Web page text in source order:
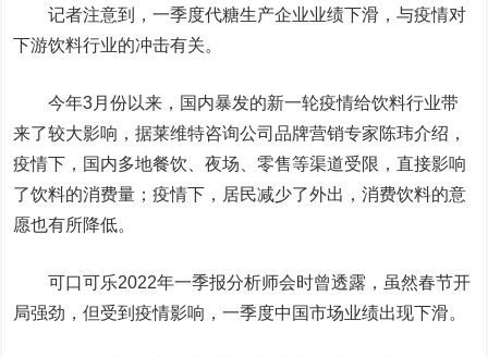
记者注意到，一季度代糖生产企业业绩下滑，与疫情对
下游饮料行业的冲击有关。
今年3月份以来，国内暴发的新一轮疫情给饮料行业带
来了较大影响，据莱维特咨询公司品牌营销专家陈玮介绍，
疫情下，国内多地餐饮、夜场、零售等渠道受限，直接影响
了饮料的消费量；疫情下，居民减少了外出，消费饮料的意
愿也有所降低。
可口可乐2022年一季报分析师会时曾透露，虽然春节开
局强劲，但受到疫情影响，一季度中国市场业绩出现下滑。